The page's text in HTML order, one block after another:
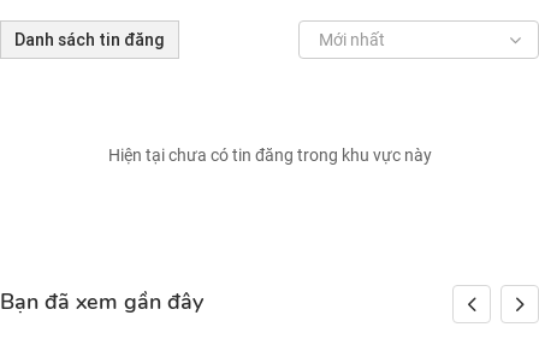
Danh sách tin đăng Mới nhất
Hiện tại chưa có tin đăng trong khu vực này
Bạn đã xem gần đây